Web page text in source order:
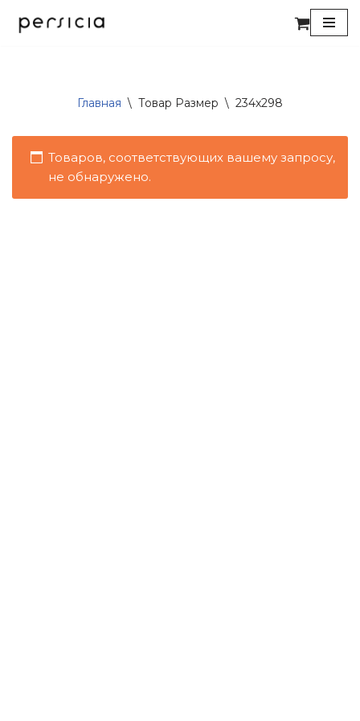
Главная \ Товар Размер \ 234x298
Товаров, соответствующих вашему запросу,
не обнаружено.